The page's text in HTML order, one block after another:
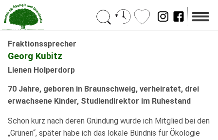
Suchen
Fraktionssprecher
Georg Kubitz
Lienen Holperdorp
70 Jahre, geboren in Braunschweig, verheiratet, drei
erwachsene Kinder, Studiendirektor im Ruhestand
Schon kurz nach deren Gründung wurde ich Mitglied bei den
„Grünen“, später habe ich das lokale Bündnis für Ökologie